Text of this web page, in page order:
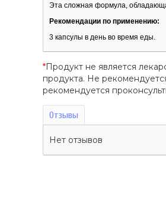
Эта сложная формула,
Рекомендации по применению:
3 капсулы в день во время еды.
*Продукт не является
продукта. Не
рекомендуется
Отзывы
Нет отзывов